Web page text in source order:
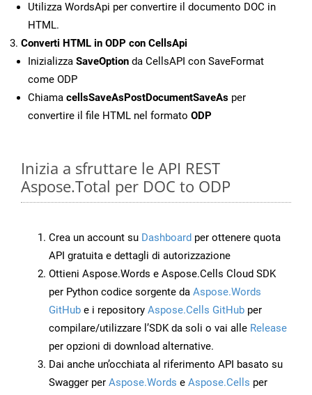
Utilizza WordsApi per convertire il documento DOC in
HTML.
Converti HTML in ODP con CellsApi
Inizializza SaveOption da CellsAPI con SaveFormat
come ODP
Chiama cellsSaveAsPostDocumentSaveAs per
convertire il file HTML nel formato ODP
Inizia a sfruttare le API REST
Aspose.Total per DOC to ODP
Crea un account su Dashboard per ottenere quota
API gratuita e dettagli di autorizzazione
Ottieni Aspose.Words e Aspose.Cells Cloud SDK
per Python codice sorgente da Aspose.Words
GitHub e i repository Aspose.Cells GitHub per
compilare/utilizzare l’SDK da soli o vai alle Release
per opzioni di download alternative.
Dai anche un’occhiata al riferimento API basato su
Swagger per Aspose.Words e Aspose.Cells per